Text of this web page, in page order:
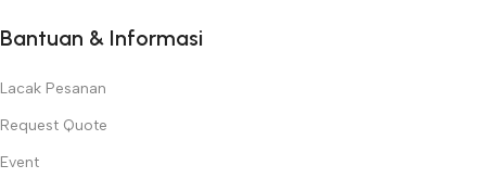
Bantuan & Informasi
Lacak Pesanan
Request Quote
Event